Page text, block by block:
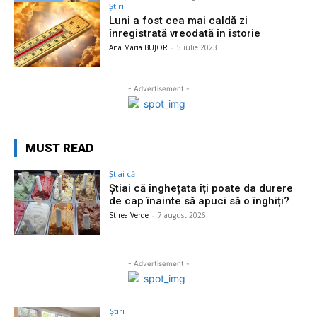
Știri
Luni a fost cea mai caldă zi
înregistrată vreodată în istorie
Ana Maria BUJOR - 5 iulie 2023
- Advertisement -
MUST READ
Știai că
Știai că înghețata îți poate da durere
de cap înainte să apuci să o înghiți?
Stirea Verde - 7 august 2026
- Advertisement -
Știri